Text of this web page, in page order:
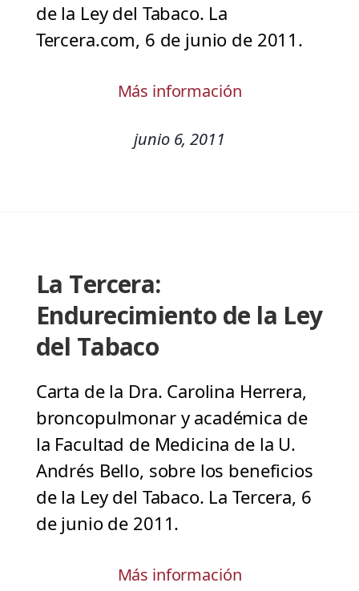
de la Ley del Tabaco. La
Tercera.com, 6 de junio de 2011.
Más información
junio 6, 2011
La Tercera:
Endurecimiento de la Ley
del Tabaco
Carta de la Dra. Carolina Herrera,
broncopulmonar y académica de
la Facultad de Medicina de la U.
Andrés Bello, sobre los beneficios
de la Ley del Tabaco. La Tercera, 6
de junio de 2011.
Más información